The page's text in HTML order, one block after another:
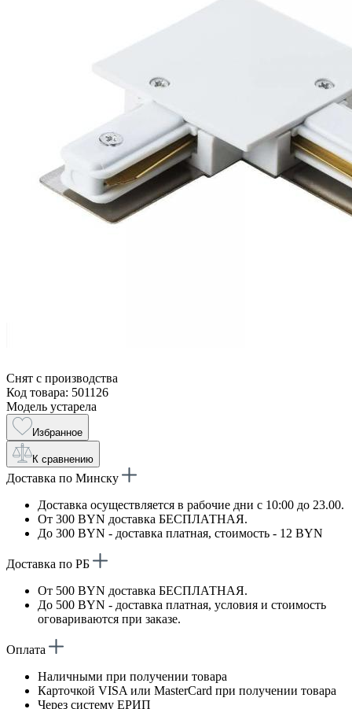
Снят с производства
Код товара: 501126
Модель устарела
Избранное
К сравнению
Доставка по Минску
Доставка осуществляется в рабочие дни с 10:00 до 23.00.
От 300 BYN доставка БЕСПЛАТНАЯ.
До 300 BYN - доставка платная, стоимость - 12 BYN
Доставка по РБ
От 500 BYN доставка БЕСПЛАТНАЯ.
До 500 BYN - доставка платная, условия и стоимость
оговариваются при заказе.
Оплата
Наличными при получении товара
Карточкой VISA или MasterCard при получении товара
Через систему ЕРИП